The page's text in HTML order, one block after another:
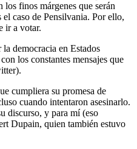
los finos márgenes que serán
el caso de Pensilvania. Por ello,
ir a votar.
democracia en Estados
los constantes mensajes que
cumpliera su promesa de
cuando intentaron asesinarlo.
discurso, y para mí (eso
Dupain, quien también estuvo